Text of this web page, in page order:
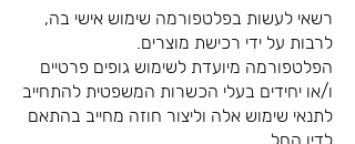
רשאי לעשות בפלטפורמה שימוש אישי בה,
לרבות על ידי רכישת מוצרים.
הפלטפורמה מיועדת לשימוש גופים פרטיים
ו/או יחידים בעלי הכשרות המשפטית להתחייב
לתנאי שימוש אלה וליצור חוזה מחייב בהתאם